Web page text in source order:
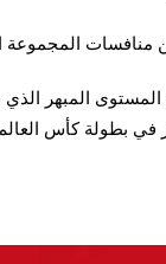
المجموعة
المستوى المبهر
في بطولة كأس